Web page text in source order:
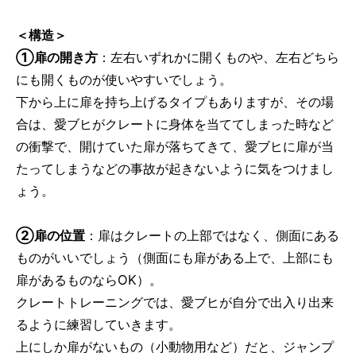
＜構造＞
①扉の開き方 ：左右いずれかに開くものや、左右どちら
にも開くものが使いやすいでしょう。
下から上に扉を持ち上げるタイプもありますが、その場
合は、愛ブヒがクレートに身体を当ててしまった時など
の衝撃で、開けていた扉が落ちてきて、愛ブヒに扉が当
たってしまうなどの事故が起きないように気をつけまし
ょう。
②扉の位置 ：扉はクレートの上部ではなく、側面にある
ものがいいでしょう（側面にも扉がある上で、上部にも
扉があるものならOK）。
クレートトレーニングでは、愛ブヒが自分で出入り出来
るように練習していきます。
上にしか扉がないもの（小動物用など）だと、ジャンプ